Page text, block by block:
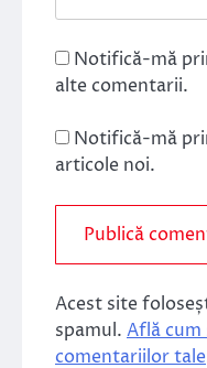
Notifică-mă
alte comentarii.
Notifică-mă
articole noi.
Acest site
spamul. Află cum
comentariilor tale